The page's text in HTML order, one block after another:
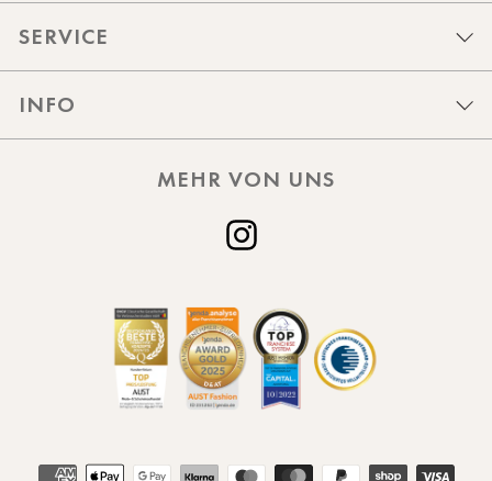
SERVICE
INFO
MEHR VON UNS